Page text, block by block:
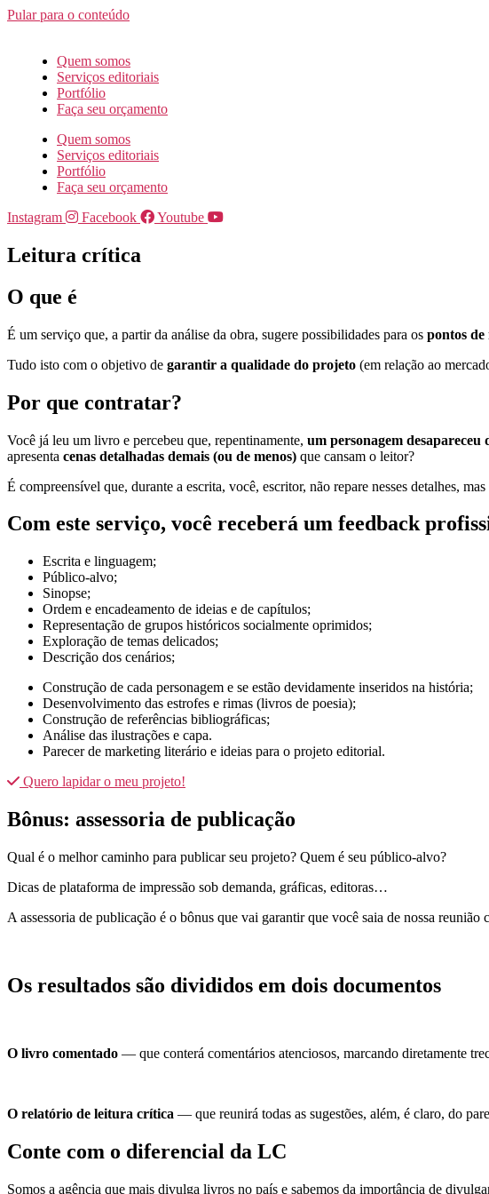
Pular para o conteúdo
Quem somos
Serviços editoriais
Portfólio
Faça seu orçamento
Quem somos
Serviços editoriais
Portfólio
Faça seu orçamento
Instagram
Facebook Youtube
Leitura crítica
O que é
É um serviço que, a partir da análise da obra, sugere possibilidades para os pontos
Tudo isto com o objetivo de garantir a qualidade do projeto (em relação ao
Por que contratar?
Você já leu um livro e percebeu que, repentinamente, um personagem desapareceu
apresenta cenas detalhadas demais (ou de menos) que cansam o leitor?
É compreensível que, durante a escrita, você, escritor, não repare nesses detalhes,
Com este serviço, você receberá um feedback
Escrita e linguagem;
Público-alvo;
Sinopse;
Ordem e encadeamento de ideias e de capítulos;
Representação de grupos históricos socialmente oprimidos;
Exploração de temas delicados;
Descrição dos cenários;
Construção de cada personagem e se estão devidamente inseridos na história;
Desenvolvimento das estrofes e rimas (livros de poesia);
Construção de referências bibliográficas;
Análise das ilustrações e capa.
Parecer de marketing literário e ideias para o projeto editorial.
Quero lapidar o meu projeto!
Bônus: assessoria de publicação
Qual é o melhor caminho para publicar seu projeto? Quem é seu público-alvo?
Dicas de plataforma de impressão sob demanda, gráficas, editoras…
A assessoria de publicação é o bônus que vai garantir que você saia de nossa
Os resultados são divididos em dois documentos
O livro comentado — que conterá comentários atenciosos, marcando diretamente
O relatório de leitura crítica — que reunirá todas as sugestões, além, é claro, do
Conte com o diferencial da LC
Somos a agência que mais divulga livros no país e sabemos da importância de